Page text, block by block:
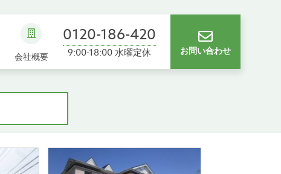
会社概要
0120-186-420
9:00-18:00 水曜定休 お問い合わせ